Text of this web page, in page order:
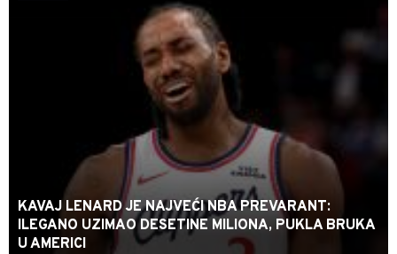
KAVAJ LENARD JE NAJVEĆI NBA PREVARANT:
ILEGANO UZIMAO DESETINE MILIONA, PUKLA BRUKA
U AMERICI